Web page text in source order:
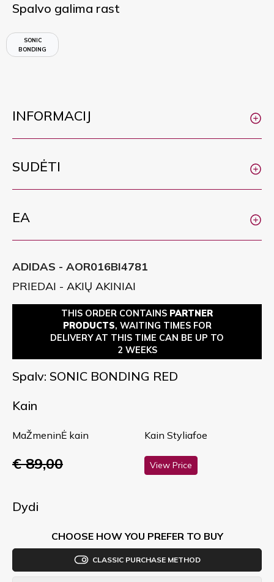
Spalvo galima rast
SONIC
BONDING
RED
INFORMACIJ
SUDĖTI
EA
ADIDAS - AOR016BI4781
PRIEDAI - AKIŲ AKINIAI
THIS ORDER CONTAINS PARTNER
PRODUCTS, WAITING TIMES FOR
DELIVERY AT THIS TIME CAN BE UP TO
2 WEEKS
Spalv: SONIC BONDING RED
Kain
MaŽmeninĖ kain
€ 89,00
Kain Styliafoe
View Price
Dydi
CHOOSE HOW YOU PREFER TO BUY
CLASSIC PURCHASE METHOD